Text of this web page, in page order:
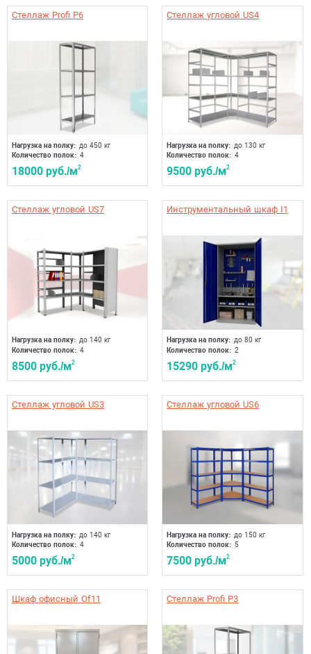
Стеллаж Profi P6
Нагрузка на полку: до 450 кг
Количество полок: 4
18000 руб./м2
Стеллаж угловой US4
Нагрузка на полку: до 130 кг
Количество полок: 4
9500 руб./м2
Стеллаж угловой US7
Нагрузка на полку: до 140 кг
Количество полок: 4
8500 руб./м2
Инструментальный шкаф I1
Нагрузка на полку: до 80 кг
Количество полок: 2
15290 руб./м2
Стеллаж угловой US3
Нагрузка на полку: до 140 кг
Количество полок: 4
5000 руб./м2
Стеллаж угловой US6
Нагрузка на полку: до 150 кг
Количество полок: 5
7500 руб./м2
Шкаф офисный Of11 Стеллаж Profi P3